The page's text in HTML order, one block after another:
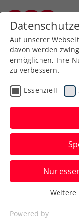
Zurück zur
Turniere
Bowl:
der
Alexandra
duellieren
St. Pölten
Auf unserer
davon werden
ermöglichen, Ihre
zu verbessern.
Essenziell
Nur
Essenziell
Essenzielle
Powered by